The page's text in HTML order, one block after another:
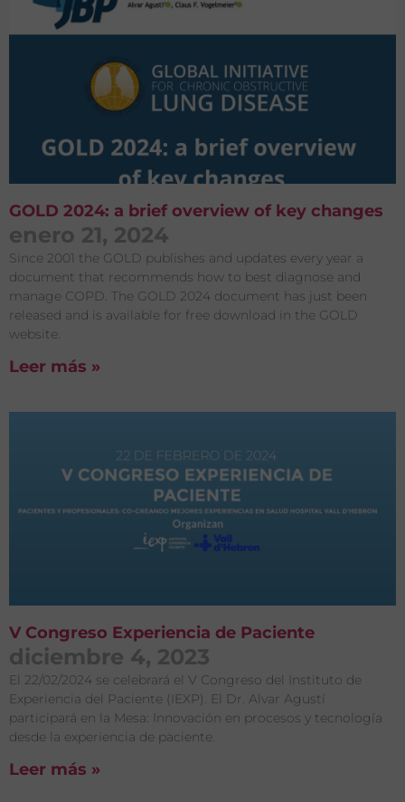
GOLD 2024: a brief overview of key changes
enero 21, 2024
Since 2001 the GOLD publishes and updates every year a
document that recommends how to best diagnose and
manage COPD. The GOLD 2024 document has just been
released and is available for free download in the GOLD
website.
Leer más »
V Congreso Experiencia de Paciente
diciembre 4, 2023
El 22/02/2024 se celebrará el V Congreso del Instituto de
Experiencia del Paciente (IEXP). El Dr. Alvar Agustí
participará en la Mesa: Innovación en procesos y tecnología
desde la experiencia de paciente.
Leer más »